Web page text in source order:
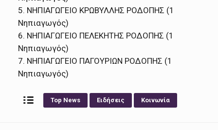
5. ΝΗΠΙΑΓΩΓΕΙΟ ΚΡΩΒΥΛΛΗΣ ΡΟΔΟΠΗΣ (1
Νηπιαγωγός)
6. ΝΗΠΙΑΓΩΓΕΙΟ ΠΕΛΕΚΗΤΗΣ ΡΟΔΟΠΗΣ (1
Νηπιαγωγός)
7. ΝΗΠΙΑΓΩΓΕΙΟ ΠΑΓΟΥΡΙΩΝ ΡΟΔΟΠΗΣ (1
Νηπιαγωγός)
Top News Ειδήσεις Κοινωνία